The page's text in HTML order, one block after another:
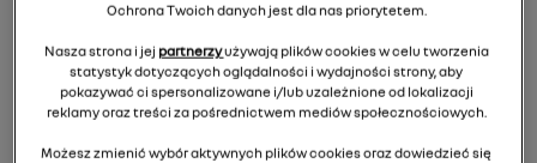
Ochrona Twoich danych jest dla nas priorytetem.
Nasza strona i jej partnerzyużywają plików cookies w celu tworzenia
statystyk dotyczących oglądalności i wydajności strony, aby
pokazywać ci spersonalizowane i/lub uzależnione od lokalizacji
reklamy oraz treści za pośrednictwem mediów społecznościowych.
Możesz zmienić wybór aktywnych plików cookies oraz dowiedzieć się